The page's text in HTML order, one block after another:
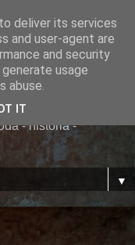
- książka - przygoda
- historia -
▼
deliver its services
and user-agent are
and security
usage
abuse.
IT